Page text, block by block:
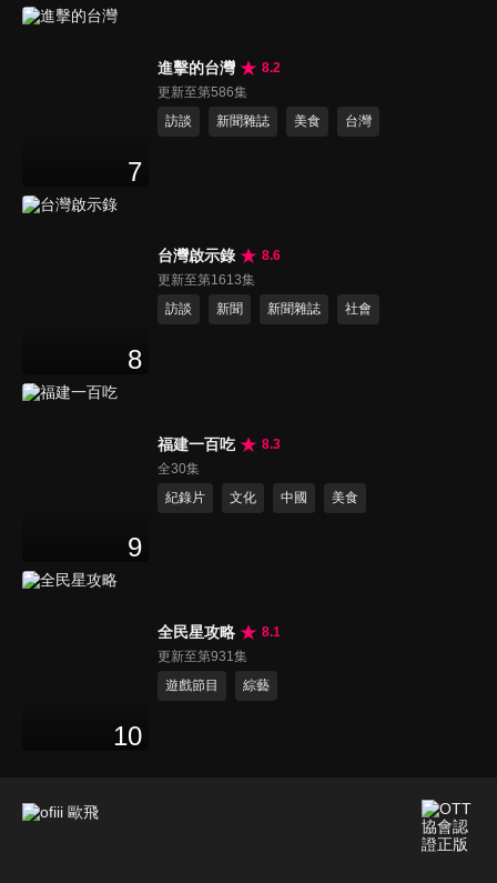
7
進擊的台灣
8.2
更新至第586集
訪談
新聞雜誌 美食 台灣
8
台灣啟示錄
8.6
更新至第1613集
訪談
新聞 新聞雜誌 社會
9
福建一百吃
8.3
全30集
紀錄片
文化 中國 美食
10
全民星攻略
8.1
更新至第931集
遊戲節目
綜藝